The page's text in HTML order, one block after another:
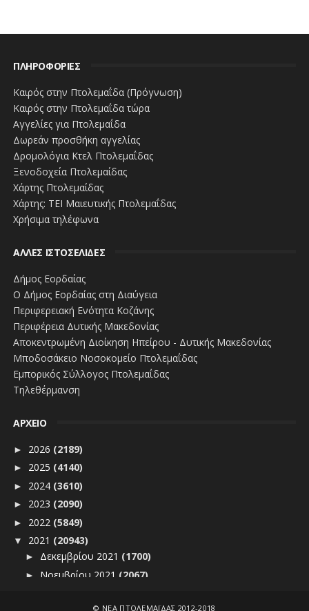
www.ert.gr
ΠΛΗΡΟΦΟΡΙΕΣ
Καιρός στην Πτολεμαΐδα (Πρόγνωση)
Καιρός στην Πτολεμαΐδα τώρα
Αγγελίες για Πτολεμαΐδα
Δωρεάν προσθήκη αγγελίας
Δρομολόγια Κτελ Πτολεμαΐδας
Ξενοδοχεία Πτολεμαίδας
Χάρτης Πτολεμαίδας
Χάρτης: ΤΕΙ Μαιευτικής Πτολεμαΐδας
Χρήσιμα τηλέφωνα
ΑΛΛΕΣ ΙΣΤΟΣΕΛΙΔΕΣ
Δήμος Εορδαίας
Ο Δήμος Εορδαίας στη Διαύγεια
Περιφερειακή Ενότητα Κοζάνης
Περιφέρεια Δυτικής Μακεδονίας
Αποκεντρωμένη Διοίκηση Ηπείρου - Δυτικής Μακεδονίας
Μποδοσάκειο Νοσοκομείο Πτολεμαΐδας
Εμπορικός Σύλλογος Πτολεμαΐδας
Τηλεθέρμανση
ΑΡΧΕΙΟ
► 2026 (2189)
► 2025 (4140)
► 2024 (3610)
► 2023 (2090)
► 2022 (5849)
▼ 2021 (20943)
► Δεκεμβρίου 2021 (1700)
► Νοεμβρίου 2021 (2067)
© ΝΕΑ ΠΤΟΛΕΜΑΪΔΑΣ 2012-2018